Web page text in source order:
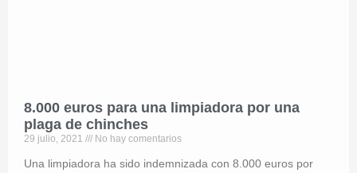
8.000 euros para una limpiadora por una
plaga de chinches
29 julio, 2021 No hay comentarios
Una limpiadora ha sido indemnizada con 8.000 euros por